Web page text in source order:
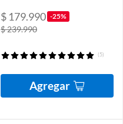
$ 179.990 -25%
$ 239.990
(5)
Agregar